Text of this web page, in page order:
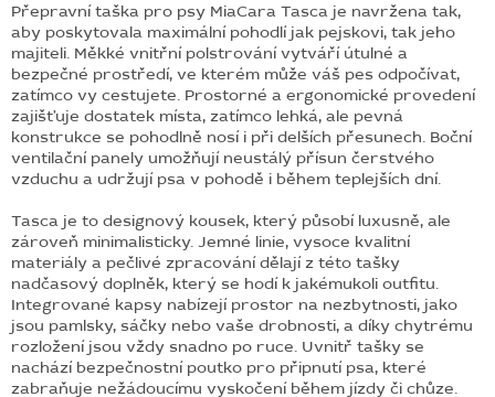
Přepravní taška pro psy MiaCara Tasca je navržena tak,
aby poskytovala maximální pohodlí jak pejskovi, tak jeho
majiteli. Měkké vnitřní polstrování vytváří útulné a
bezpečné prostředí, ve kterém může váš pes odpočívat,
zatímco vy cestujete. Prostorné a ergonomické provedení
zajišťuje dostatek místa, zatímco lehká, ale pevná
konstrukce se pohodlně nosí i při delších přesunech. Boční
ventilační panely umožňují neustálý přísun čerstvého
vzduchu a udržují psa v pohodě i během teplejších dní.
Tasca je to designový kousek, který působí luxusně, ale
zároveň minimalisticky. Jemné linie, vysoce kvalitní
materiály a pečlivé zpracování dělají z této tašky
nadčasový doplněk, který se hodí k jakémukoli outfitu.
Integrované kapsy nabízejí prostor na nezbytnosti, jako
jsou pamlsky, sáčky nebo vaše drobnosti, a díky chytrému
rozložení jsou vždy snadno po ruce. Uvnitř tašky se
nachází bezpečnostní poutko pro připnutí psa, které
zabraňuje nežádoucímu vyskočení během jízdy či chůze.